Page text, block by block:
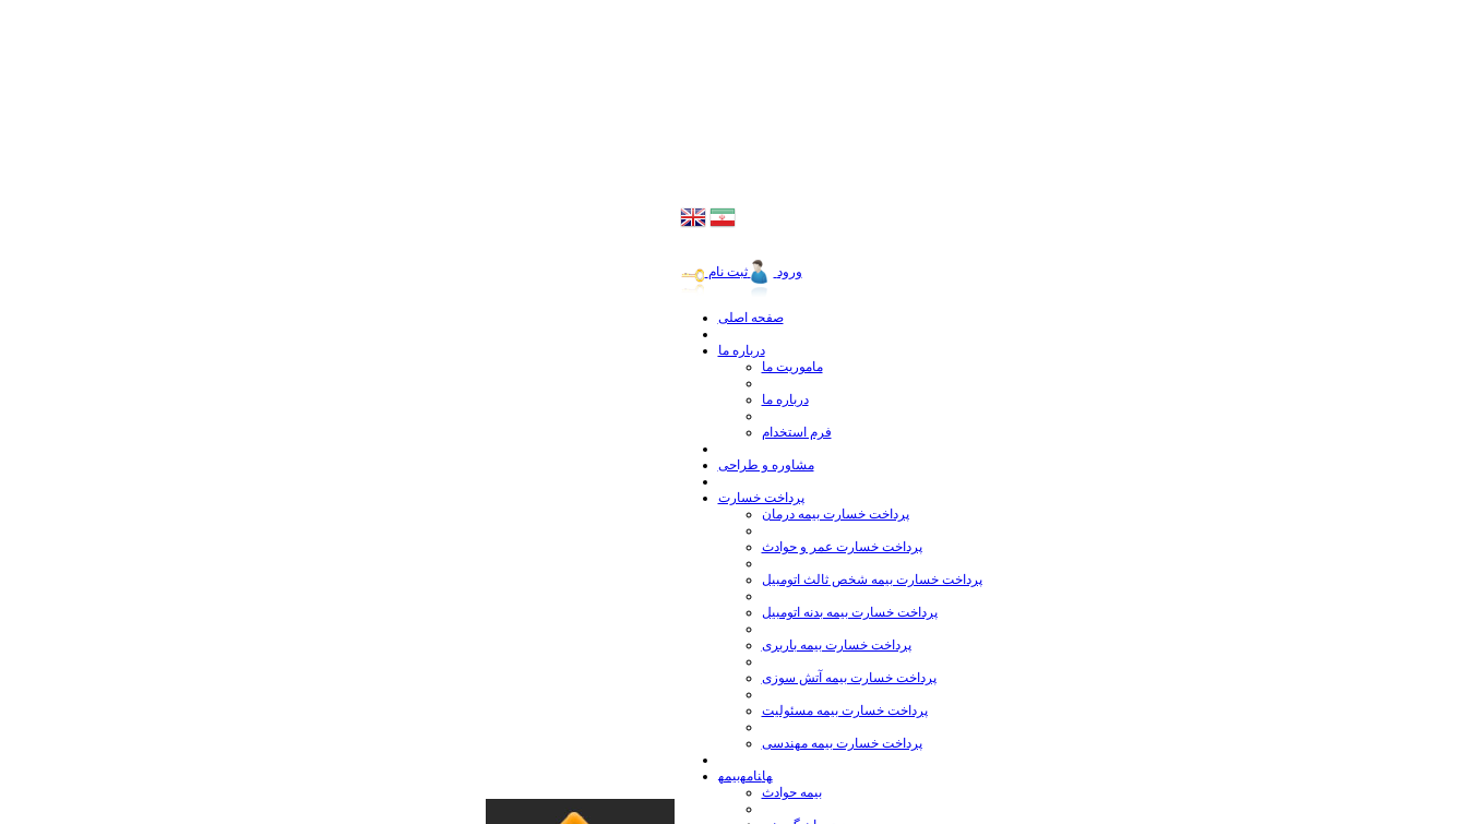
ورود ثبت نام
صفحه اصلی
درباره ما
ماموریت ما
درباره ما
فرم استخدام
مشاوره و طراحی
پرداخت خسارت
پرداخت خسارت بیمه درمان
پرداخت خسارت عمر و حوادث
پرداخت خسارت بیمه شخص ثالث اتومبیل
پرداخت خسارت بیمه بدنه اتومبیل
پرداخت خسارت بیمه باربری
پرداخت خسارت بیمه آتش سوزی
پرداخت خسارت بیمه مسئولیت
پرداخت خسارت بیمه مهندسی
بیمه‎نامه‎ها
بیمه حوادث